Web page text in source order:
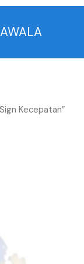
Kecepatan”